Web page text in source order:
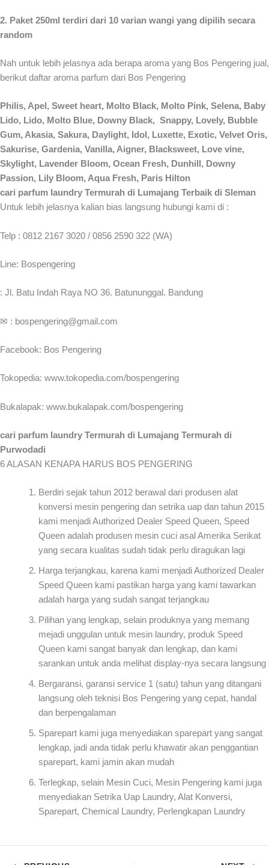
2. Paket 250ml terdiri dari 10 varian wangi yang dipilih secara
random
Nah untuk lebih jelasnya ada berapa aroma yang Bos Pengering jual,
berikut daftar aroma parfum dari Bos Pengering
Philis, Apel, Sweet heart, Molto Black, Molto Pink, Selena, Baby
Lido, Lido, Molto Blue, Downy Black, Snappy, Lovely, Bubble
Gum, Akasia, Sakura, Daylight, Idol, Luxette, Exotic, Velvet Oris,
Sakurise, Gardenia, Vanilla, Aigner, Blacksweet, Love vine,
Skylight, Lavender Bloom, Ocean Fresh, Dunhill, Downy
Passion, Lily Bloom, Aqua Fresh, Paris Hilton
cari parfum laundry Termurah di Lumajang Terbaik di Sleman
Untuk lebih jelasnya kalian bias langsung hubungi kami di :
Telp : 0812 2167 3020 / 0856 2590 322 (WA)
Line: Bospengering
: Jl. Batu Indah Raya NO 36. Batununggal. Bandung
✉ : bospengering@gmail.com
Facebook: Bos Pengering
Tokopedia: www.tokopedia.com/bospengering
Bukalapak: www.bukalapak.com/bospengering
cari parfum laundry Termurah di Lumajang Termurah di
Purwodadi
6 ALASAN KENAPA HARUS BOS PENGERING
Berdiri sejak tahun 2012 berawal dari produsen alat
konversi mesin pengering dan setrika uap dan tahun 2015
kami menjadi Authorized Dealer Speed Queen, Speed
Queen adalah produsen mesin cuci asal Amerika Serikat
yang secara kualitas sudah tidak perlu diragukan lagi
Harga terjangkau, karena kami menjadi Authorized Dealer
Speed Queen kami pastikan harga yang kami tawarkan
adalah harga yang sudah sangat terjangkau
Pilihan yang lengkap, selain produknya yang memang
mejadi unggulan untuk mesin laundry, produk Speed
Queen kami sangat banyak dan lengkap, dan kami
sarankan untuk anda melihat display-nya secara langsung
Bergaransi, garansi service 1 (satu) tahun yang ditangani
langsung oleh teknisi Bos Pengering yang cepat, handal
dan berpengalaman
Sparepart kami juga menyediakan sparepart yang sangat
lengkap, jadi anda tidak perlu khawatir akan penggantian
sparepart, kami jamin akan mudah
Terlegkap, selain Mesin Cuci, Mesin Pengering kami juga
menyediakan Setrika Uap Laundry, Alat Konversi,
Sparepart, Chemical Laundry, Perlengkapan Laundry